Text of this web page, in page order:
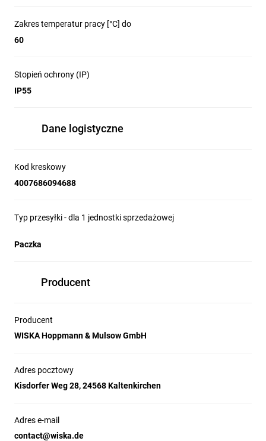
Zakres temperatur pracy [°C] do
60
Stopień ochrony (IP)
IP55
Dane logistyczne
Kod kreskowy
4007686094688
Typ przesyłki - dla 1 jednostki sprzedażowej
Paczka
Producent
Producent
WISKA Hoppmann & Mulsow GmbH
Adres pocztowy
Kisdorfer Weg 28, 24568 Kaltenkirchen
Adres e-mail
contact@wiska.de